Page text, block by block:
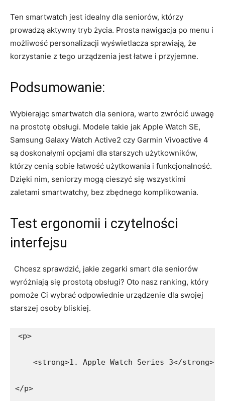
Ten smartwatch jest idealny dla seniorów, ⁣którzy
⁤prowadzą aktywny tryb życia. Prosta nawigacja po menu i
​możliwość personalizacji wyświetlacza sprawiają, że
korzystanie z tego urządzenia jest łatwe i przyjemne.
Podsumowanie:
Wybierając smartwatch dla seniora, warto‍ zwrócić uwagę
na prostotę obsługi. Modele takie jak Apple Watch SE,
Samsung Galaxy Watch Active2 czy Garmin Vivoactive 4
są doskonałymi opcjami dla starszych użytkowników,
którzy cenią sobie łatwość użytkowania i funkcjonalność.
Dzięki nim,‍ seniorzy mogą cieszyć się wszystkimi
zaletami smartwatchy, bez zbędnego komplikowania.
Test ergonomii i⁢ czytelności
interfejsu
‌ ⁤ Chcesz ‍sprawdzić, jakie zegarki smart dla seniorów
wyróżniają się prostotą obsługi? Oto nasz ranking,⁣ który
pomoże Ci wybrać odpowiednie urządzenie dla swojej
starszej osoby bliskiej.
<p>
    <strong>1. Apple Watch Series 3</strong>
</p>